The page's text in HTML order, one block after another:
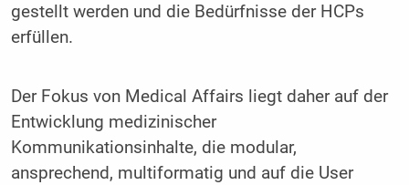
gestellt werden und die Bedürfnisse der HCPs
erfüllen.
Der Fokus von Medical Affairs liegt daher auf der
Entwicklung medizinischer
Kommunikationsinhalte, die modular,
ansprechend, multiformatig und auf die User